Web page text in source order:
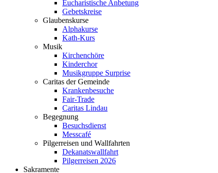
Eucharistische Anbetung
Gebetskreise
Glaubenskurse
Alphakurse
Kath-Kurs
Musik
Kirchenchöre
Kinderchor
Musikgruppe Surprise
Caritas der Gemeinde
Krankenbesuche
Fair-Trade
Caritas Lindau
Begegnung
Besuchsdienst
Messcafé
Pilgerreisen und Wallfahrten
Dekanatswallfahrt
Pilgerreisen 2026
Sakramente